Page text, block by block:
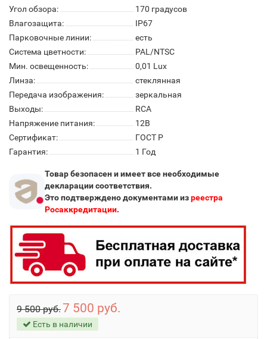
Угол обзора:
170 градусов
Влагозащита:
IP67
Парковочные линии:
есть
Система цветности:
PAL/NTSC
Мин. освещенность:
0,01 Lux
Линза:
стеклянная
Передача изображения:
зеркальная
Выходы:
RCA
Напряжение питания:
12В
Сертификат:
ГОСТ Р
Гарантия:
1 Год
Товар безопасен и имеет все необходимые
декларации соответствия.
Это подтверждено документами изреестра
Росаккредитации.
9 500 руб.7 500 руб.
Есть в наличии